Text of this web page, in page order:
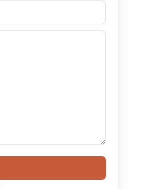
Gòn đi Hồ Tràm, Long Hải, Phước
Minh
phòng
2 giờ
Vũng Tàu từ Hồ
Chí Minh của Hoa
Mai: 200,000đ